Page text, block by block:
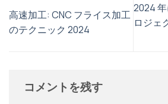
高速加工: CNC フライス加工
のテクニック 2024
2024
ロジェ
コメントを残す